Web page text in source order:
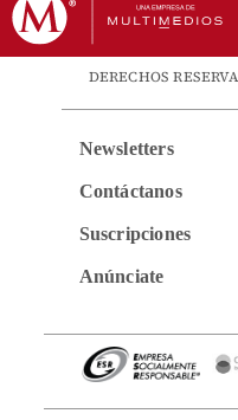
DERECHOS
Newsletters
Contáctanos
Suscripciones
Anúnciate